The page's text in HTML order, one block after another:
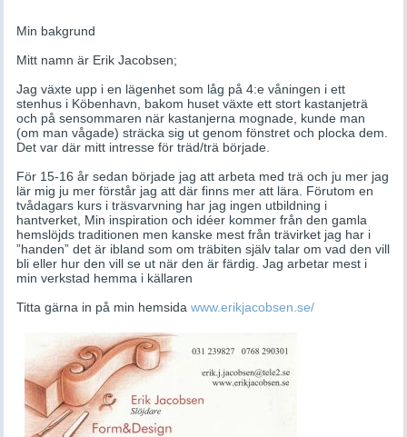
Min bakgrund
Mitt namn är Erik Jacobsen;
Jag växte upp i en lägenhet som låg på 4:e våningen i ett
stenhus i Köbenhavn, bakom huset växte ett stort kastanjeträ
och på sensommaren när kastanjerna mognade, kunde man
(om man vågade) sträcka sig ut genom fönstret och plocka dem.
Det var där mitt intresse för träd/trä började.
För 15-16 år sedan började jag att arbeta med trä och ju mer jag
lär mig ju mer förstår jag att där finns mer att lära. Förutom en
tvådagars kurs i träsvarvning har jag ingen utbildning i
hantverket, Min inspiration och idéer kommer från den gamla
hemslöjds traditionen men kanske mest från trävirket jag har i
”handen” det är ibland som om träbiten själv talar om vad den vill
bli eller hur den vill se ut när den är färdig. Jag arbetar mest i
min verkstad hemma i källaren
Titta gärna in på min hemsidawww.erikjacobsen.se/